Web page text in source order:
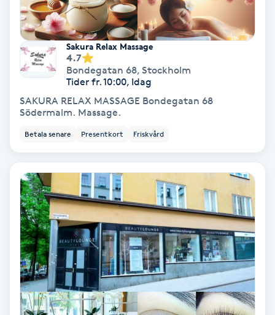
Laserbehandling
Lashlift Keratin
LED-ljusterapi
LPG
LPG-behandling
LPG-massage
Luggklippning
Sakura Relax Massage
4.7
Bondegatan 68, Stockholm
Tider fr. 10:00, Idag
SAKURA RELAX MASSAGE Bondegatan 68
Södermalm. Massage.
Betala senare Presentkort Friskvård